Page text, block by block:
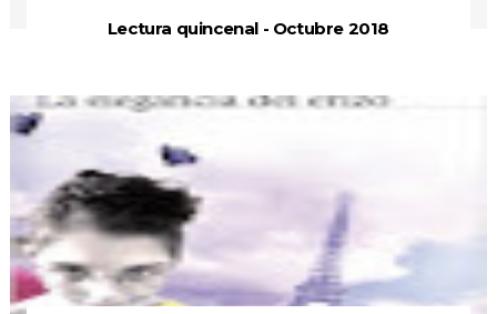
Lectura quincenal - Octubre 2018